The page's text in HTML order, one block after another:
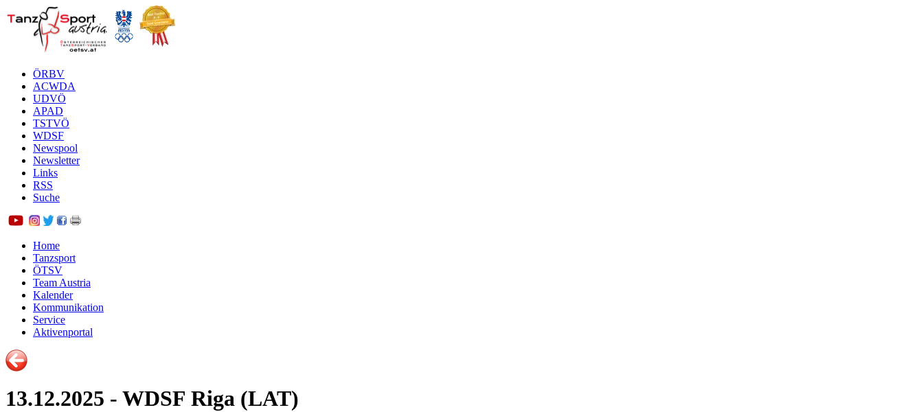
ÖRBV
ACWDA
UDVÖ
APAD
TSTVÖ
WDSF
Newspool
Newsletter
Links
RSS
Suche
Home
Tanzsport
ÖTSV
Team Austria
Kalender
Kommunikation
Service
Aktivenportal
13.12.2025 - WDSF Riga (LAT)